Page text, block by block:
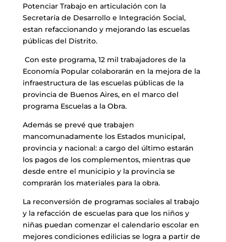
Potenciar Trabajo en articulación con la
Secretaría de Desarrollo e Integración Social,
estan refaccionando y mejorando las escuelas
públicas del Distrito.
Con este programa, 12 mil trabajadores de la
Economía Popular colaborarán en la mejora de la
infraestructura de las escuelas públicas de la
provincia de Buenos Aires, en el marco del
programa Escuelas a la Obra.
Además se prevé que trabajen
mancomunadamente los Estados municipal,
provincia y nacional: a cargo del último estarán
los pagos de los complementos, mientras que
desde entre el municipio y la provincia se
comprarán los materiales para la obra.
La reconversión de programas sociales al trabajo
y la refacción de escuelas para que los niños y
niñas puedan comenzar el calendario escolar en
mejores condiciones edilicias se logra a partir de